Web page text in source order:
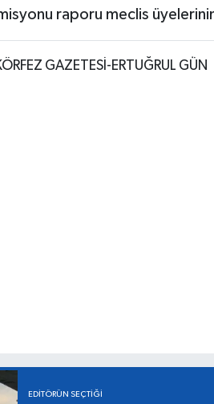
raporu meclis
GAZETESİ-ERTUĞRUL GÜN
EDITÖRÜN SEÇTIĞI